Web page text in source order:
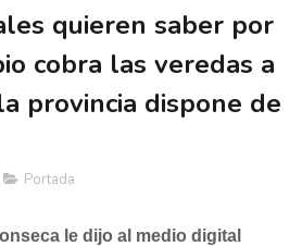
quieren saber por
cobra las veredas a
provincia dispone de
Portada
le dijo al medio digital